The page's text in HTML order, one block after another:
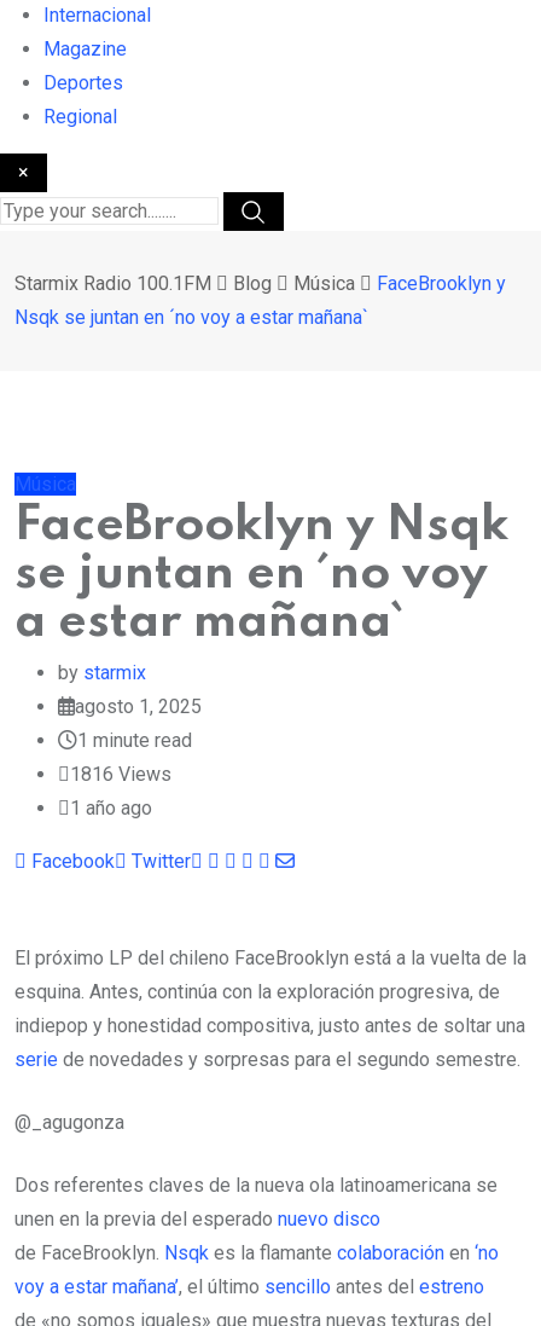
Internacional
Magazine
Deportes
Regional
×
Starmix Radio 100.1FM Blog Música
FaceBrooklyn y
Nsqk se juntan en ´no voy a estar mañana`
Música
FaceBrooklyn y Nsqk
se juntan en ´no voy
a estar mañana`
by starmix
agosto 1, 2025
1 minute read
1816 Views
1 año ago
Facebook Twitter Pinterest
Whatsapp
Cloud
StumbleUpon
Print
El próximo LP del chileno FaceBrooklyn está a la vuelta de la
esquina. Antes, continúa con la exploración progresiva, de
indiepop y honestidad compositiva, justo antes de soltar una
serie de novedades y sorpresas para el segundo semestre.
@_agugonza
Dos referentes claves de la nueva ola latinoamericana se
unen en la previa del esperado nuevo disco
de FaceBrooklyn. Nsqk es la flamante colaboración en ‘no
voy a estar mañana’, el último sencillo antes del estreno
de «no somos iguales» que muestra nuevas texturas del